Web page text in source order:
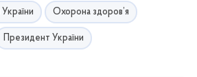
Охорона здоров’я
Президент України